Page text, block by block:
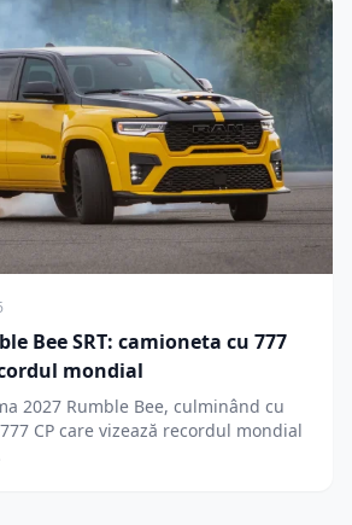
Bee SRT: camioneta cu 777
mondial
2027 Rumble Bee, culminând cu
CP care vizează recordul mondial